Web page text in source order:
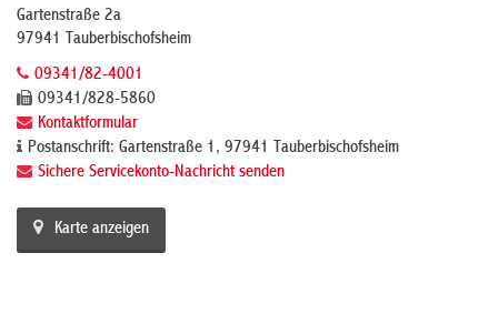
Gartenstraße 2a
97941 Tauberbischofsheim
09341/82-4001
09341/828-5860
Kontaktformular
Postanschrift: Gartenstraße 1, 97941 Tauberbischofsheim
Sichere Servicekonto-Nachricht senden
Karte anzeigen